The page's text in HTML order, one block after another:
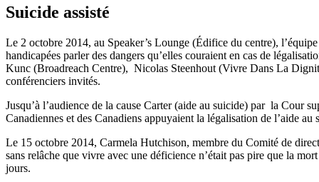
Suicide assisté
Le 2 octobre 2014, au Speaker’s Lounge (Édifice du centre),
handicapées parler des dangers qu’elles couraient en cas de
Kunc (Broadreach Centre), Nicolas Steenhout (Vivre Dans La
conférenciers invités.
Jusqu’à l’audience de la cause Carter (aide au suicide) par la Cour
Canadiennes et des Canadiens appuyaient la légalisation de l’aide au
Le 15 octobre 2014, Carmela Hutchison, membre du Comité de
sans relâche que vivre avec une déficience n’était pas pire que la
jours.